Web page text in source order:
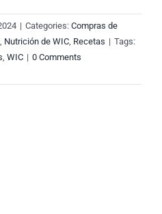
| Categories: Compras de
, Nutrición de WIC, Recetas | Tags:
, WIC | 0 Comments